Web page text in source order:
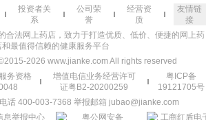
投资者关
系
公司荣
誉
经营资
质
友情链
接
合法网上药店，致力于打造优质、低价、便捷的网上药
和最值得信赖的健康服务平台
2026 www.jianke.com All rights reserved
务资格
增值电信业务经营许可
证粤B2-20200259
粤ICP备
19121705号
话 400-003-7368 举报邮箱 jubao@jianke.com